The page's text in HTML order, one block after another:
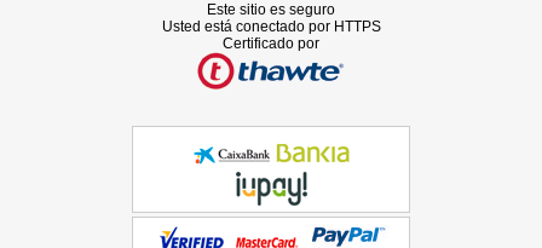
Este sitio es seguro
Usted está conectado por HTTPS
Certificado por